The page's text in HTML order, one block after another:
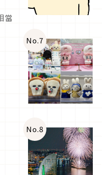
當
No.7
No.8